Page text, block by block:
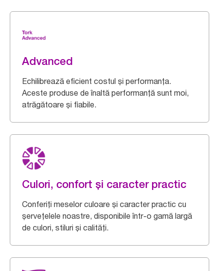
Advanced
Echilibrează eficient costul și performanța.
Aceste produse de înaltă performanță sunt moi,
atrăgătoare și fiabile.
Culori, confort și caracter practic
Conferiți meselor culoare și caracter practic cu
șervețelele noastre, disponibile într-o gamă largă
de culori, stiluri și calități.